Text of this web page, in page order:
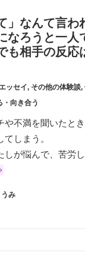
」なんて言わ
なろうと一人
も相手の反応
ッセイ, その他の体験談,
・向き合う
や不満を聞いたと
てしまう。
しが悩んで、苦労
み